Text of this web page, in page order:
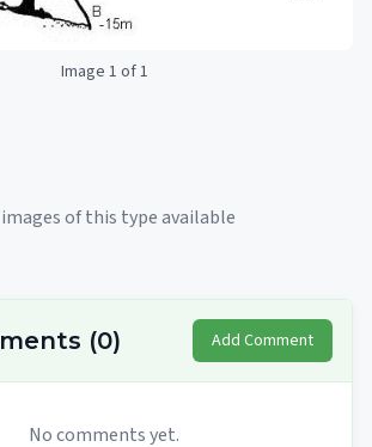
Image 1 of 1
of this type available
(0) Add Comment
No comments yet.